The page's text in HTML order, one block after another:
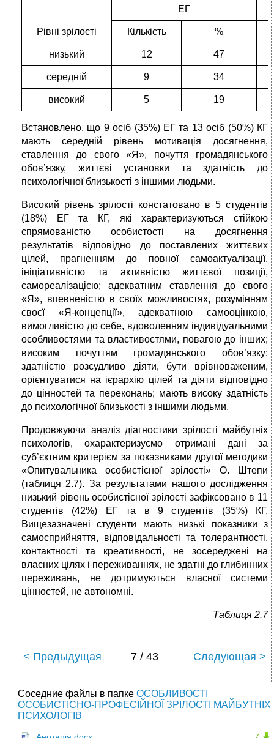
Рівні зрілості
ЕГ
Кількість %
низький 12 47
середній 9 34
високий 5 19
Встановлено, що 9 осіб (35%) ЕГ та 13 осіб (50%) КГ
мають середній рівень мотивація досягнення,
ставлення до свого «Я», почуття громадянського
обов’язку, життєві установки та здатність до
психологічної близькості з іншими людьми.
Високий рівень зрілості констатовано в 5 студентів
(18%) ЕГ та КГ, які характеризуються стійкою
спрямованістю особистості на досягнення
результатів відповідно до поставлених життєвих
цілей, прагненням до повної самоактуалізації,
ініціативністю та активністю життєвої позиції,
самореалізацією; адекватним ставлення до свого
«Я», впевненістю в своїх можливостях, розумінням
своєї «Я-концепції», адекватною самооцінкою,
вимогливістю до себе, вдоволенням індивідуальними
особливостями та властивостями, повагою до інших;
високим почуттям громадянського обов’язку;
здатністю розсудливо діяти, бути врівноваженим,
орієнтуватися на ієрархію цілей та діяти відповідно
до цінностей та переконань; мають високу здатність
до психологічної близькості з іншими людьми.
Продовжуючи аналіз діагностики зрілості майбутніх
психологів, охарактеризуємо отримані дані за
суб’єктним критерієм за показниками другої методики
«Опитувальника особистісної зрілості» О. Штепи
(таблиця 2.7). За результатами нашого дослідження
низький рівень особистісної зрілості зафіксовано в 11
студентів (42%) ЕГ та в 9 студентів (35%) КГ.
Вищезазначені студенти мають низькі показники з
самосприйняття, відповідальності та толерантності,
контактності та креативності, не зосереджені на
власних цілях і переживаннях, не здатні до глибинних
переживань, не дотримуються власної системи
цінностей, не автономні.
Таблиця 2.7
< Предыдущая 7 / 43 Следующая >
Соседние файлы в папке ОСОБЛИВОСТІ
ОСОБИСТІСНО-ПРОФЕСІЙНОЇ ЗРІЛОСТІ МАЙБУТНІХ
ПСИХОЛОГІВ